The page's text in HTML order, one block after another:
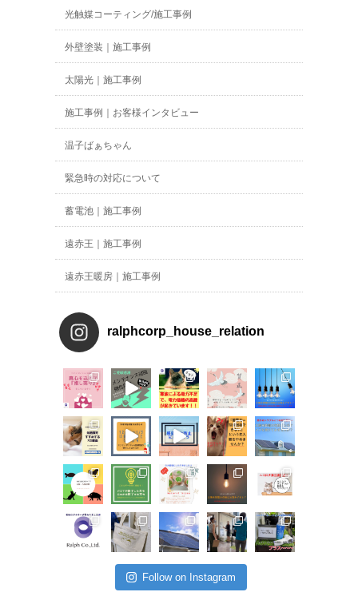
光触媒コーティング/施工事例
外壁塗装｜施工事例
太陽光｜施工事例
施工事例｜お客様インタビュー
温子ばぁちゃん
緊急時の対応について
蓄電池｜施工事例
遠赤王｜施工事例
遠赤王暖房｜施工事例
ralphcorp_house_relation
Follow on Instagram